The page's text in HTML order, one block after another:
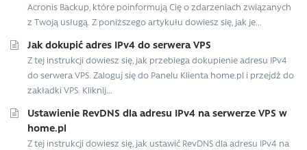
Acronis Backup, które poinformują Cię o zdarzeniach związanych
z Twoją usługą. Z poniższego artykułu dowiesz się, jak je...
Jak dokupić adres IPv4 do serwera VPS
Z tej instrukcji dowiesz się, jak przebiega dokupienie adresu IPv4
do serwera VPS. Zaloguj się do Panelu Klienta home.pl i przejdź do
zakładki VPS. Kliknij...
Ustawienie RevDNS dla adresu IPv4 na serwerze VPS w
home.pl
Z tej instrukcji dowiesz się, jak ustawić RevDNS dla adresu IPv4 na